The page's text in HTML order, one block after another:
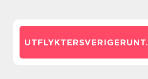
UTFLYKTERSVERIGERUNT.